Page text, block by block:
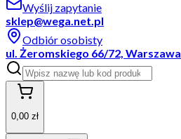
Wyślij zapytanie
sklep@wega.net.pl
Odbiór osobisty
ul. Żeromskiego 66/72, Warszawa
0,00 zł